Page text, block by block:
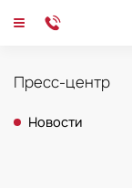
Главная
2019
Пресс-центр
Новости